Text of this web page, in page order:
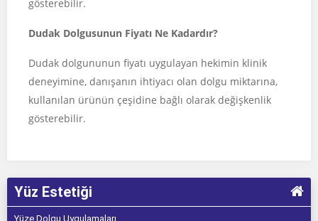
gösterebilir.
Dudak Dolgusunun Fiyatı Ne Kadardır?
Dudak dolgununun fiyatı uygulayan hekimin klinik
deneyimine, danışanın ihtiyacı olan dolgu miktarına,
kullanılan ürünün çeşidine bağlı olarak değişkenlik
gösterebilir.
Yüz Estetiği
Yüze Dolgu Uygulamaları